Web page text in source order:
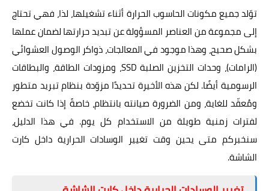
توّلد جميع مكونات الحاسوب الحرارة أثناء تشغيلها، لذا، فهي تحتاج
إلى مجموعة من العناصر المسؤولة عن تبديد حرارتها لضمان عملها
بشكل صحيح، وهذا موجود في المعالجات، ذواكر الوصول العشوائي
(الرامات)، وحدات التخزين الصلبة SSD، ومزودات الطاقة، والبطاقات
الرسومية أيضًا. لكن هذه الأخيرة تحديدًا مزوّدة بنظام تبريد متطور
ومُعقّد للغاية، ومن الضرورة صيانته بانتظام، خاصةً إذا كانت تخضع
لفترات زمنية طويلة من الاستخدام كل يوم. في هذا الدليل،
سنخبركم متى يحين وقت تغيير الوسادات الحرارية داخل كارت
الشاشة.